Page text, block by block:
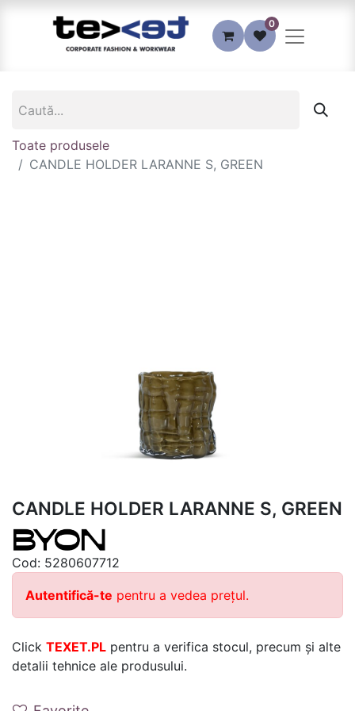
0
Toate produsele
CANDLE HOLDER LARANNE S, GREEN
CANDLE HOLDER LARANNE S, GREEN
Cod: 5280607712
Autentifică-te pentru a vedea prețul.
Click TEXET.PL pentru a verifica stocul, precum și alte
detalii tehnice ale produsului.